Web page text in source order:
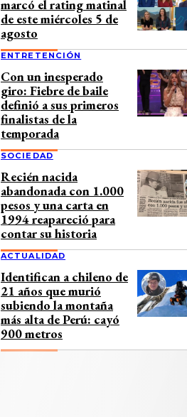
marcó el rating matinal
de este miércoles 5 de
agosto
ENTRETENCIÓN
Con un inesperado
giro: Fiebre de baile
definió a sus primeros
finalistas de la
temporada
SOCIEDAD
Recién nacida
abandonada con 1.000
pesos y una carta en
1994 reapareció para
contar su historia
ACTUALIDAD
Identifican a chileno de
21 años que murió
subiendo la montaña
más alta de Perú: cayó
900 metros